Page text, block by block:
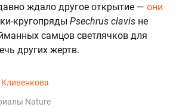
ждало другое открытие — они
кругопряды Psechrus clavis не
самцов светлячков для
других жертв.
Nature